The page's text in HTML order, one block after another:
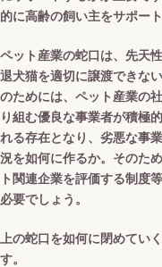
的に高齢の飼い主をサポー
ペット産業の蛇口は、先天
退犬猫を適切に譲渡できな
のためには、ペット産業の
り組む優良な事業者が積極
れる存在となり、劣悪な事
況を如何に作るか。そのた
ト関連企業を評価する制度
必要でしょう。
上の蛇口を如何に閉めてい
す。